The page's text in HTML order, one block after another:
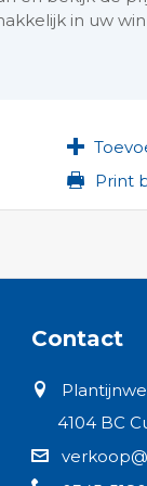
in uw
Print
Contact
4104 BC